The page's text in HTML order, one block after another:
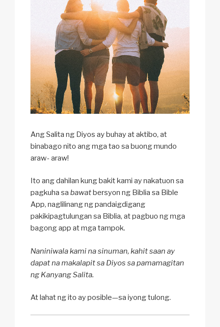
Ang Salita ng Diyos ay buhay at aktibo, at
binabago nito ang mga tao sa buong mundo
araw- araw!
Ito ang dahilan kung bakit kami ay nakatuon sa
pagkuha sa bawat bersyon ng Biblia sa Bible
App, naglilinang ng pandaigdigang
pakikipagtulungan sa Biblia, at pagbuo ng mga
bagong app at mga tampok.
Naniniwala kami na sinuman, kahit saan ay
dapat na makalapit sa Diyos sa pamamagitan
ng Kanyang Salita.
At lahat ng ito ay posible—sa iyong tulong.